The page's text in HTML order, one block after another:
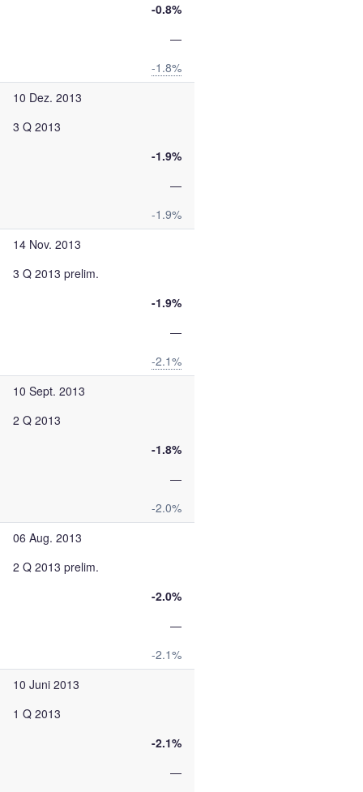
-0.8%
—
-1.8%
10 Dez. 2013
3 Q 2013
-1.9%
—
-1.9%
14 Nov. 2013
3 Q 2013 prelim.
-1.9%
—
-2.1%
10 Sept. 2013
2 Q 2013
-1.8%
—
-2.0%
06 Aug. 2013
2 Q 2013 prelim.
-2.0%
—
-2.1%
10 Juni 2013
1 Q 2013
-2.1%
—